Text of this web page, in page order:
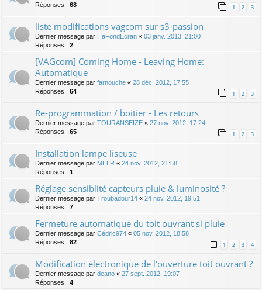
Réponses : 68 1 2 3
liste modifications vagcom sur s3-passion
Dernier message par HaFondEcran « 03 janv. 2013, 21:00
Réponses : 2
[VAGcom] Coming Home - Leaving Home:
Automatique
Dernier message par farnouche « 28 déc. 2012, 17:55
Réponses : 64 1 2 3
Re-programmation / boitier - Les retours
Dernier message par TOURANSEIZE « 27 nov. 2012, 17:24
Réponses : 65 1 2 3
Installation lampe liseuse
Dernier message par MELR « 24 nov. 2012, 21:58
Réponses : 1
Réglage sensiblité capteurs pluie & luminosité ?
Dernier message par Troubadour14 « 24 nov. 2012, 19:51
Réponses : 7
Fermeture automatique du toit ouvrant si pluie
Dernier message par Cédric974 « 05 nov. 2012, 18:58
Réponses : 82 1 2 3 4
Modification électronique de l'ouverture toit ouvrant ?
Dernier message par deano « 27 sept. 2012, 19:07
Réponses : 4